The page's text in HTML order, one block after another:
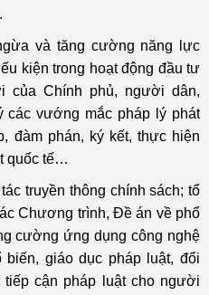
và tăng cường năng lực
kiện trong hoạt động đầu tư
của Chính phủ, người dân,
các vướng mắc pháp lý phát
đàm phán, ký kết, thực hiện
quốc tế…
truyền thông chính sách; tổ
Chương trình, Đề án về phổ
cường ứng dụng công nghệ
biến, giáo dục pháp luật, đổi
cận pháp luật cho người